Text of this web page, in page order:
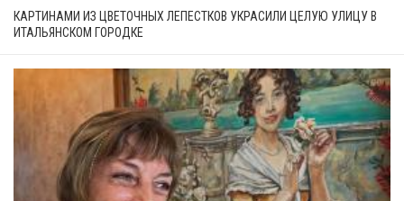
КАРТИНАМИ ИЗ ЦВЕТОЧНЫХ ЛЕПЕСТКОВ УКРАСИЛИ ЦЕЛУЮ УЛИЦУ В
ИТАЛЬЯНСКОМ ГОРОДКЕ